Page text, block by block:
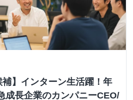
補】インターン生活躍！年
成長企業のカンパニーCEO/